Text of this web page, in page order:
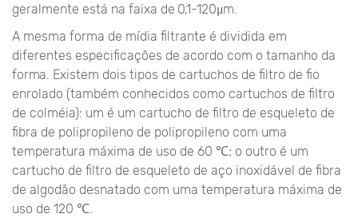
geralmente está na faixa de 0,1-120μm.
A mesma forma de mídia filtrante é dividida em
diferentes especificações de acordo com o tamanho da
forma. Existem dois tipos de cartuchos de filtro de fio
enrolado (também conhecidos como cartuchos de filtro
de colméia): um é um cartucho de filtro de esqueleto de
fibra de polipropileno de polipropileno com uma
temperatura máxima de uso de 60 ℃; o outro é um
cartucho de filtro de esqueleto de aço inoxidável de fibra
de algodão desnatado com uma temperatura máxima de
uso de 120 ℃.